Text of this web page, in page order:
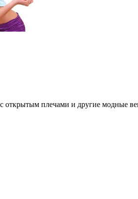
плечами и другие модные